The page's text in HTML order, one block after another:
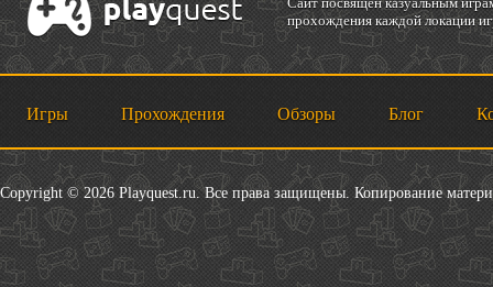
прохождения каждой локации
Игры Прохождения Обзоры Блог
Copyright © 2026 Playquest.ru. Все права защищены. Копирование